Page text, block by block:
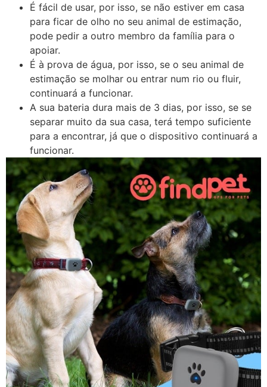
É fácil de usar, por isso, se não estiver em casa
para ficar de olho no seu animal de estimação,
pode pedir a outro membro da família para o
apoiar.
É à prova de água, por isso, se o seu animal de
estimação se molhar ou entrar num rio ou fluir,
continuará a funcionar.
A sua bateria dura mais de 3 dias, por isso, se se
separar muito da sua casa, terá tempo suficiente
para a encontrar, já que o dispositivo continuará a
funcionar.